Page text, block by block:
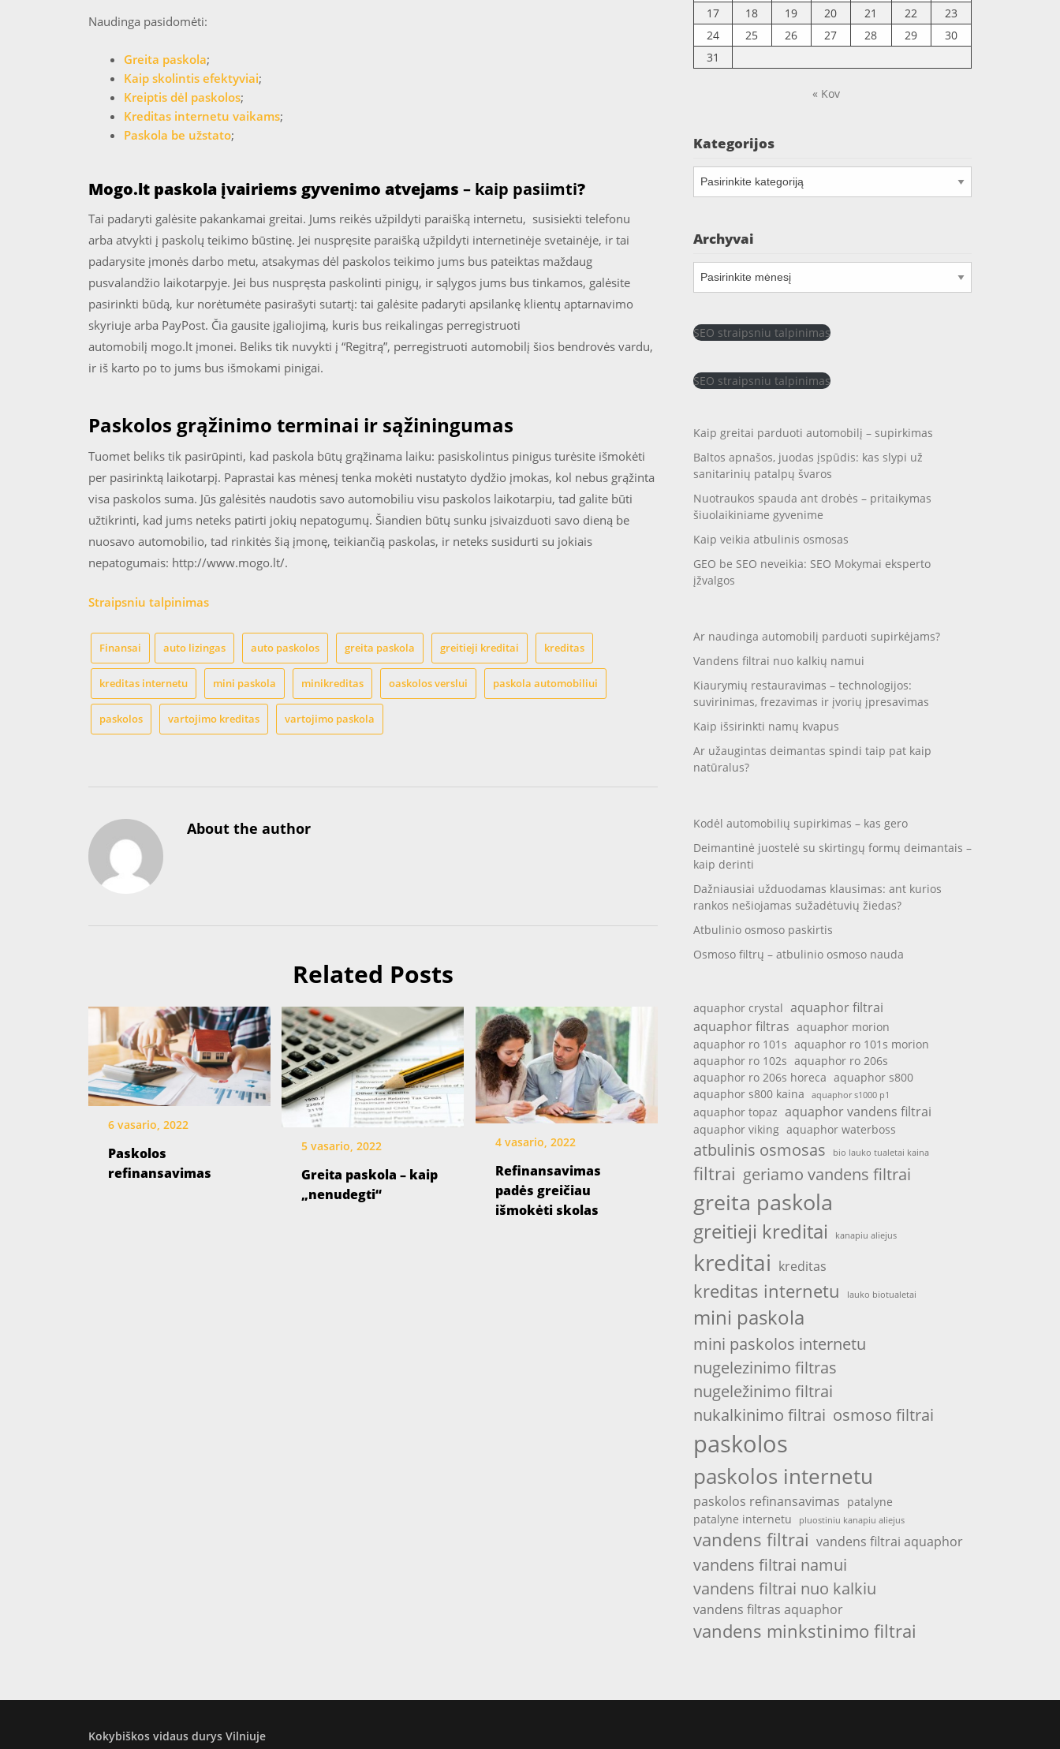
Naudinga pasidomėti:
Greita paskola;
Kaip skolintis efektyviai;
Kreiptis dėl paskolos;
Kreditas internetu vaikams;
Paskola be užstato;
Mogo.lt paskola įvairiems gyvenimo atvejams – kaip pasiimti?
Tai padaryti galėsite pakankamai greitai. Jums reikės užpildyti paraišką internetu, susisiekti telefonu
arba atvykti į paskolų teikimo būstinę. Jei nuspręsite paraišką užpildyti internetinėje svetainėje, ir tai
padarysite įmonės darbo metu, atsakymas dėl paskolos teikimo jums bus pateiktas maždaug
pusvalandžio laikotarpyje. Jei bus nuspręsta paskolinti pinigų, ir sąlygos jums bus tinkamos, galėsite
pasirinkti būdą, kur norėtumėte pasirašyti sutartį: tai galėsite padaryti apsilankę klientų aptarnavimo
skyriuje arba PayPost. Čia gausite įgaliojimą, kuris bus reikalingas perregistruoti
automobilį mogo.lt įmonei. Beliks tik nuvykti į “Regitrą”, perregistruoti automobilį šios bendrovės vardu,
ir iš karto po to jums bus išmokami pinigai.
Paskolos grąžinimo terminai ir sąžiningumas
Tuomet beliks tik pasirūpinti, kad paskola būtų grąžinama laiku: pasiskolintus pinigus turėsite išmokėti
per pasirinktą laikotarpį. Paprastai kas mėnesį tenka mokėti nustatyto dydžio įmokas, kol nebus grąžinta
visa paskolos suma. Jūs galėsitės naudotis savo automobiliu visu paskolos laikotarpiu, tad galite būti
užtikrinti, kad jums neteks patirti jokių nepatogumų. Šiandien būtų sunku įsivaizduoti savo dieną be
nuosavo automobilio, tad rinkitės šią įmonę, teikiančią paskolas, ir neteks susidurti su jokiais
nepatogumais: http://www.mogo.lt/.
Straipsniu talpinimas
Finansai auto lizingas auto paskolos greita paskola greitieji kreditai kreditas
kreditas internetu mini paskola minikreditas oaskolos verslui paskola automobiliui
paskolos vartojimo kreditas vartojimo paskola
About the author
Related Posts
6 vasario, 2022
Paskolos
refinansavimas
5 vasario, 2022
Greita paskola – kaip
„nenudegti“
4 vasario, 2022
Refinansavimas
padės greičiau
išmokėti skolas
17
18 19 20 21 22
23
24
25 26 27 28 29
30
31
« Kov
Kategorijos
Kategorijos
Archyvai
Archyvai
SEO straipsniu talpinimas
SEO straipsniu talpinimas
Kaip greitai parduoti automobilį – supirkimas
Baltos apnašos, juodas įspūdis: kas slypi už
sanitarinių patalpų švaros
Nuotraukos spauda ant drobės – pritaikymas
šiuolaikiniame gyvenime
Kaip veikia atbulinis osmosas
GEO be SEO neveikia: SEO Mokymai eksperto
įžvalgos
Ar naudinga automobilį parduoti supirkėjams?
Vandens filtrai nuo kalkių namui
Kiaurymių restauravimas – technologijos:
suvirinimas, frezavimas ir įvorių įpresavimas
Kaip išsirinkti namų kvapus
Ar užaugintas deimantas spindi taip pat kaip
natūralus?
Kodėl automobilių supirkimas – kas gero
Deimantinė juostelė su skirtingų formų deimantais –
kaip derinti
Dažniausiai užduodamas klausimas: ant kurios
rankos nešiojamas sužadėtuvių žiedas?
Atbulinio osmoso paskirtis
Osmoso filtrų – atbulinio osmoso nauda
aquaphor crystal aquaphor filtrai
aquaphor filtras aquaphor morion
aquaphor ro 101s aquaphor ro 101s morion
aquaphor ro 102s aquaphor ro 206s
aquaphor ro 206s horeca aquaphor s800
aquaphor s800 kaina
aquaphor s1000 p1
aquaphor topaz aquaphor vandens filtrai
aquaphor viking aquaphor waterboss
atbulinis osmosas bio lauko tualetai kaina
filtrai geriamo vandens filtrai
greita paskola
greitieji kreditai kanapiu aliejus
kreditai kreditas
kreditas internetu lauko biotualetai
mini paskola
mini paskolos internetu
nugelezinimo filtras
nugeležinimo filtrai
nukalkinimo filtrai osmoso filtrai
paskolos
paskolos internetu
paskolos refinansavimas patalyne
patalyne internetu
pluostiniu kanapiu aliejus
vandens filtrai vandens filtrai aquaphor
vandens filtrai namui
vandens filtrai nuo kalkiu
vandens filtras aquaphor
vandens minkstinimo filtrai
Kokybiškos vidaus durys Vilniuje